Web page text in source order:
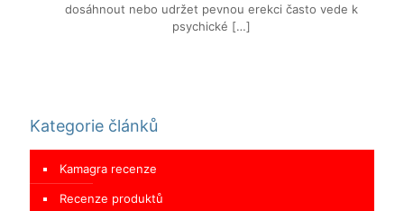
dosáhnout nebo udržet pevnou erekci často vede k
psychické […]
Kategorie článků
Kamagra recenze
Recenze produktů